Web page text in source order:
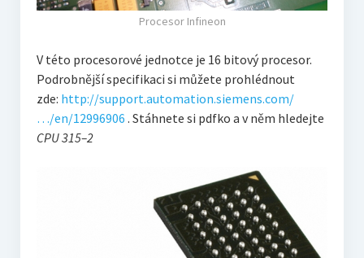
Procesor Infineon
V této procesorové jednotce je 16 bitový procesor.
Podrobnější specifikaci si můžete prohlédnout
zde: http://support.automation.siemens.com/
…/en/12996906 . Stáhnete si pdfko a v něm hledejte
CPU 315–2